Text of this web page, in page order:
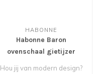
HABONNE
Habonne Baron
ovenschaal gietijzer
Hou jij van modern design?